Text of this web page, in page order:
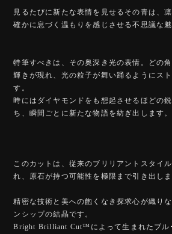
見るたびに新たな表情を見せるその青は、
確かに息づく温もりを感じさせる不思議な
特筆すべきは、その奥深き光の表情。どの
輝きが現れ、光の粒子が舞い踊るようにス
す。
時にはダイヤモンドをも想起させるほどの
ち、瞬間ごとに新たな物語を紡ぎ出します。
このカットは、従来のブリリアントスタイ
れ、原石が持つ可能性を極限まで引き出しま
精密な技術と美への飽くなき探求心が織り
ンシップの結晶です。
Bright Brilliant Cut™️によって生まれたブル